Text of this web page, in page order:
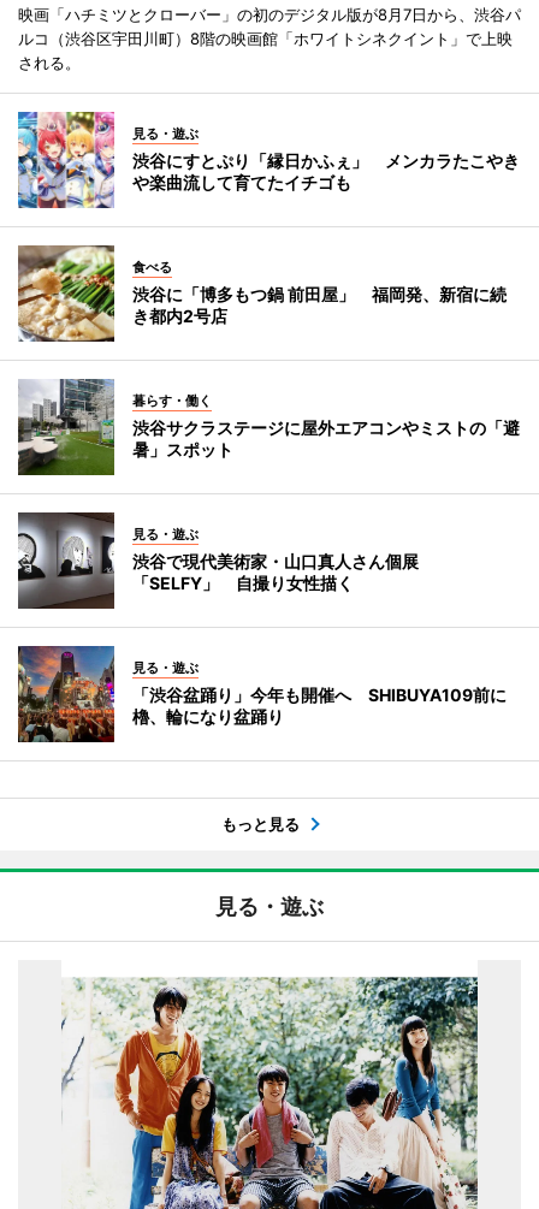
映画「ハチミツとクローバー」の初のデジタル版が8月7日から、渋谷パ
ルコ（渋谷区宇田川町）8階の映画館「ホワイトシネクイント」で上映
される。
見る・遊ぶ
渋谷にすとぷり「縁日かふぇ」 メンカラたこやき
や楽曲流して育てたイチゴも
食べる
渋谷に「博多もつ鍋 前田屋」 福岡発、新宿に続
き都内2号店
暮らす・働く
渋谷サクラステージに屋外エアコンやミストの「避
暑」スポット
見る・遊ぶ
渋谷で現代美術家・山口真人さん個展
「SELFY」 自撮り女性描く
見る・遊ぶ
「渋谷盆踊り」今年も開催へ SHIBUYA109前に
櫓、輪になり盆踊り
もっと見る
見る・遊ぶ